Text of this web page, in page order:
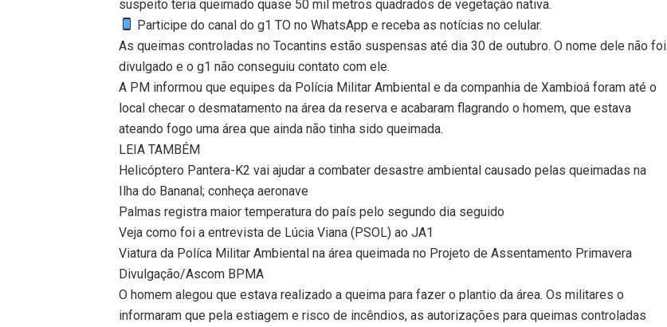
suspeito teria queimado quase 50 mil metros quadrados de vegetação nativa.
Participe do canal do g1 TO no WhatsApp e receba as notícias no celular.
As queimas controladas no Tocantins estão suspensas até dia 30 de outubro. O nome dele não foi
divulgado e o g1 não conseguiu contato com ele.
A PM informou que equipes da Polícia Militar Ambiental e da companhia de Xambioá foram até o
local checar o desmatamento na área da reserva e acabaram flagrando o homem, que estava
ateando fogo uma área que ainda não tinha sido queimada.
LEIA TAMBÉM
Helicóptero Pantera-K2 vai ajudar a combater desastre ambiental causado pelas queimadas na
Ilha do Bananal; conheça aeronave
Palmas registra maior temperatura do país pelo segundo dia seguido
Veja como foi a entrevista de Lúcia Viana (PSOL) ao JA1
Viatura da Políca Militar Ambiental na área queimada no Projeto de Assentamento Primavera
Divulgação/Ascom BPMA
O homem alegou que estava realizado a queima para fazer o plantio da área. Os militares o
informaram que pela estiagem e risco de incêndios, as autorizações para queimas controladas